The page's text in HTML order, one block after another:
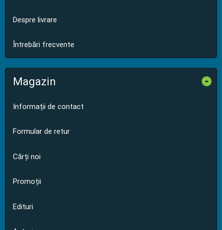
Despre livrare
Întrebări frecvente
Magazin -
Informații de contact
Formular de retur
Cărți noi
Promoții
Edituri